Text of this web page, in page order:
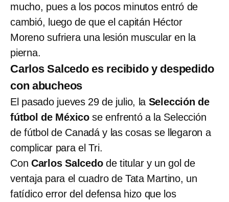
mucho, pues a los pocos minutos entró de
cambió, luego de que el capitán Héctor
Moreno sufriera una lesión muscular en la
pierna.
Carlos Salcedo es recibido y despedido
con abucheos
El pasado jueves 29 de julio, la Selección de
fútbol de México se enfrentó a la Selección
de fútbol de Canadá y las cosas se llegaron a
complicar para el Tri.
Con Carlos Salcedode titular y un gol de
ventaja para el cuadro de Tata Martino, un
fatídico error del defensa hizo que los